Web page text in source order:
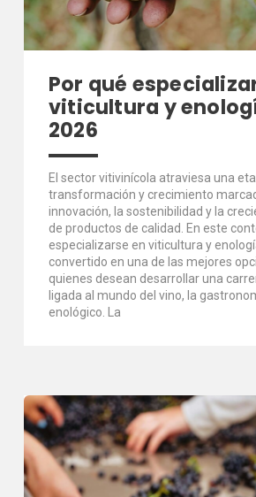
Por qué
viticultura y
2026
El sector vitivinícola atraviesa una
transformación y crecimiento
innovación, la sostenibilidad y la
de productos de calidad. En este
especializarse en viticultura y
convertido en una de las mejores
quienes desean desarrollar una
ligada al mundo del vino, la
enológico. La